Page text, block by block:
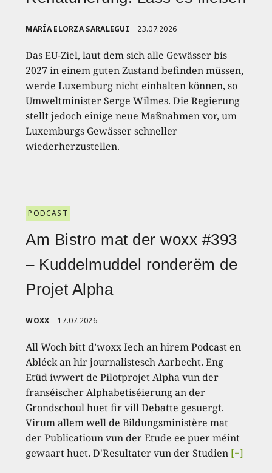
MARÍA ELORZA SARALEGUI 23.07.2026
Das EU-Ziel, laut dem sich alle Gewässer bis
2027 in einem guten Zustand befinden müssen,
werde Luxemburg nicht einhalten können, so
Umweltminister Serge Wilmes. Die Regierung
stellt jedoch einige neue Maßnahmen vor, um
Luxemburgs Gewässer schneller
wiederherzustellen.
PODCAST
Am Bistro mat der woxx #393
– Kuddelmuddel ronderëm de
Projet Alpha
WOXX 17.07.2026
All Woch bitt d’woxx Iech an hirem Podcast en
Abléck an hir journalistesch Aarbecht. Eng
Etüd iwwert de Pilotprojet Alpha vun der
franséischer Alphabetiséierung an der
Grondschoul huet fir vill Debatte gesuergt.
Virum allem well de Bildungsministère mat
der Publicatioun vun der Etude ee puer méint
gewaart huet. D'Resultater vun der Studien [+]